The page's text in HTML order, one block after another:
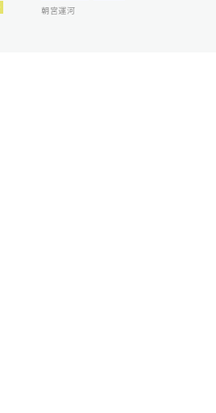
朝宮運河